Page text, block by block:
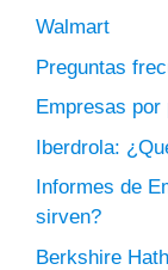
Walmart
Preguntas
Empresas
Iberdrola:
Informes de
sirven?
Berkshire